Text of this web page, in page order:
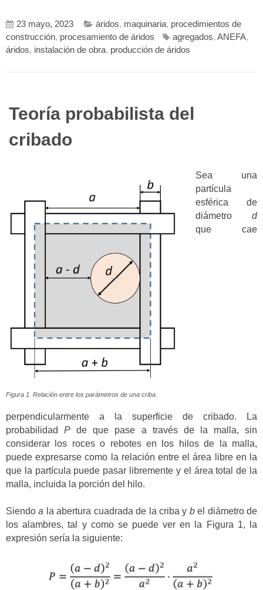
23 mayo, 2023 áridos, maquinaria, procedimientos de
construcción, procesamiento de áridos agregados, ANEFA,
áridos, instalación de obra, producción de áridos
Teoría probabilista del
cribado
Figura 1. Relación entre los parámetros de una criba.
Sea una
partícula
esférica de
diámetro d
que cae
perpendicularmente a la superficie de cribado. La
probabilidadP de que pase a través de la malla, sin
considerar los roces o rebotes en los hilos de la malla,
puede expresarse como la relación entre el área libre en la
que la partícula puede pasar libremente y el área total de la
malla, incluida la porción del hilo.
Siendoa la abertura cuadrada de la criba y bel diámetro de
los alambres, tal y como se puede ver en la Figura 1, la
expresión sería la siguiente: